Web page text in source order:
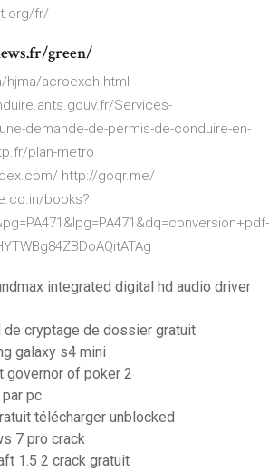
fr/
green/
hjma/acroexch.html
Services-
demande-de-permis-de-conduire-en-
plan-metro
http://goqr.me/
books?
integrated digital hd audio driver
de cryptage de dossier gratuit
galaxy s4 mini
governor of poker 2
pc
télécharger unblocked
7 pro crack
1.5 2 crack gratuit